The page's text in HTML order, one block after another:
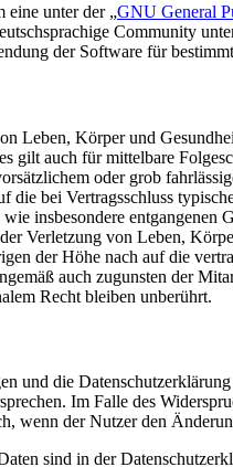
eine unter der „GNU General
Community
der Software für
Leben, Körper und
gilt auch für mittelbare
oder grob
bei Vertragsschluss
insbesondere entgangenen
Verletzung von Leben,
der Höhe nach auf die
auch zugunsten der
Recht bleiben unberührt.
und die
Im Falle des
wenn der Nutzer den
sind in der